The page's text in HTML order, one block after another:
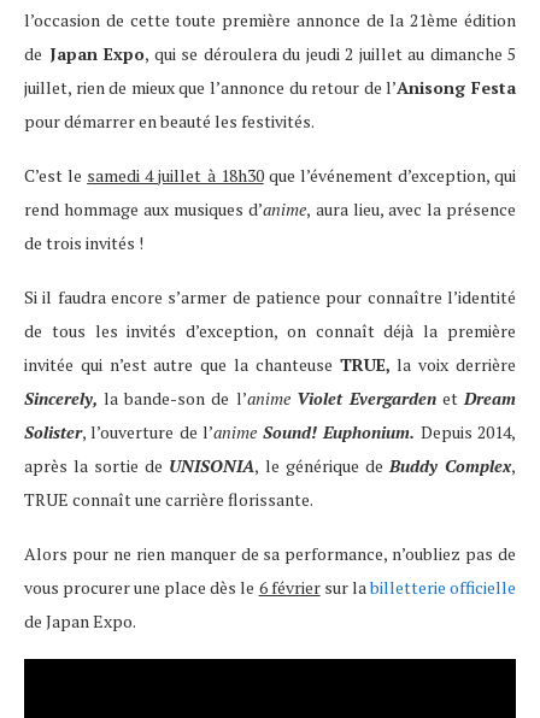
l’occasion de cette toute première annonce de la 21ème édition
de Japan Expo, qui se déroulera du jeudi 2 juillet au dimanche 5
juillet, rien de mieux que l’annonce du retour de l’Anisong Festa
pour démarrer en beauté les festivités.
C’est le samedi 4 juillet à 18h30que l’événement d’exception, qui
rend hommage aux musiques d’anime, aura lieu, avec la présence
de trois invités !
Si il faudra encore s’armer de patience pour connaître l’identité
de tous les invités d’exception, on connaît déjà la première
invitée qui n’est autre que la chanteuse TRUE, la voix derrière
Sincerely, la bande-son de l’anime Violet EvergardenetDream
Solister, l’ouverture de l’anime Sound! Euphonium. Depuis 2014,
après la sortie de UNISONIA, le générique deBuddy Complex,
TRUE connaît une carrière florissante.
Alors pour ne rien manquer de sa performance, n’oubliez pas de
vous procurer une place dès le 6 févriersur labilletterie officielle
de Japan Expo.